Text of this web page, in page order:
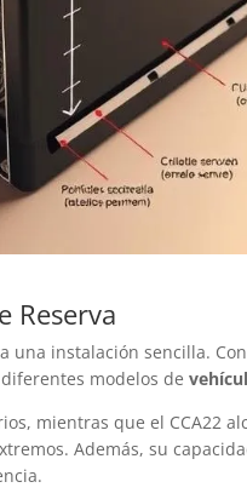
Reserva
una instalación sencilla.
modelos de
mientras que el CCA22
Además, su